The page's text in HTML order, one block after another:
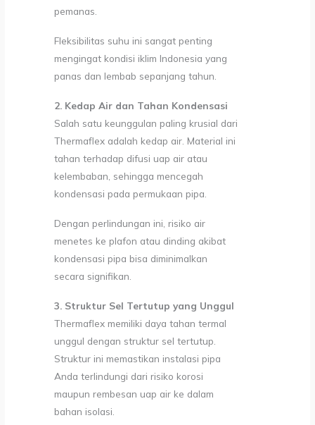
pemanas.
Fleksibilitas suhu ini sangat penting
mengingat kondisi iklim Indonesia yang
panas dan lembab sepanjang tahun.
2. Kedap Air dan Tahan Kondensasi
Salah satu keunggulan paling krusial dari
Thermaflex adalah kedap air. Material ini
tahan terhadap difusi uap air atau
kelembaban, sehingga mencegah
kondensasi pada permukaan pipa.
Dengan perlindungan ini, risiko air
menetes ke plafon atau dinding akibat
kondensasi pipa bisa diminimalkan
secara signifikan.
3. Struktur Sel Tertutup yang Unggul
Thermaflex memiliki daya tahan termal
unggul dengan struktur sel tertutup.
Struktur ini memastikan instalasi pipa
Anda terlindungi dari risiko korosi
maupun rembesan uap air ke dalam
bahan isolasi.